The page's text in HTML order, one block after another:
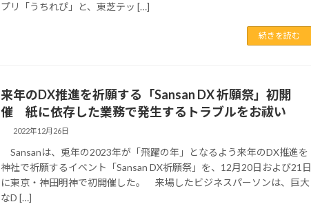
プリ「うちれぴ」と、東芝テッ […]
続きを読む
来年のDX推進を祈願する「Sansan DX 祈願祭」初開
催 紙に依存した業務で発生するトラブルをお祓い
2022年12月26日
Sansanは、兎年の2023年が「飛躍の年」となるよう来年のDX推進を
神社で祈願するイベント「Sansan DX祈願祭」を、12月20日および21日
に東京・神田明神で初開催した。 来場したビジネスパーソンは、巨大
なD […]